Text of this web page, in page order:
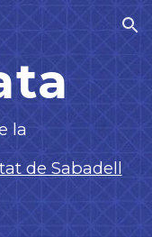
Skip to navigation
la
de Sabadell